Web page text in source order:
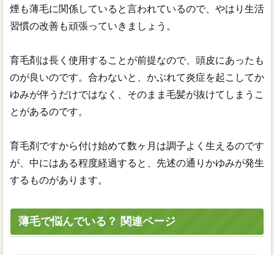
煙も薄毛に関係していると言われているので、やはり生活
習慣の改善も頑張っていきましょう。
育毛剤は長く使用することが前提なので、頭皮にあったも
のが良いのです。合わないと、かぶれて炎症を起こしてか
ゆみが伴うだけではなく、そのまま毛髪が抜けてしまうこ
とがあるのです。
育毛剤ですから付け始めて数ヶ月は調子よく生えるのです
が、中にはある程度経過すると、先述の通りかゆみが発生
するものがあります。
薄毛で悩んでいる？ 関連ページ